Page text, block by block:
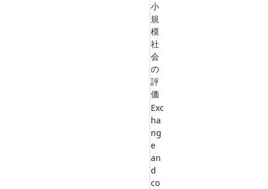
小
規
模
社
会
の
評
価
Exc
ha
ng
e
an
d
co